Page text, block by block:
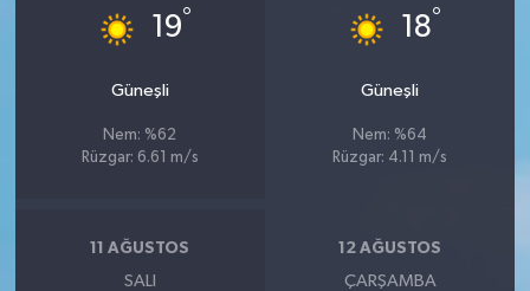
19°
Güneşli
Nem: %62
Rüzgar: 6.61 m/s
18°
Güneşli
Nem: %64
Rüzgar: 4.11 m/s
11 AĞUSTOS
SALI
12 AĞUSTOS
ÇARŞAMBA